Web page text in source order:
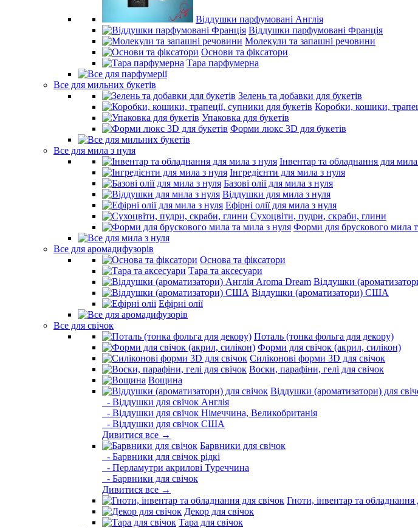
Віддушки парфумовані Англія
Віддушки парфумовані Франція
Молекули та запашні речовини
Основи та фіксатори
Тара парфумерна
Все для мильних букетів
Зелень та добавки для букетів
Коробки, кошики,
Упаковка для букетів
Форми люкс 3D для букетів
Все для мила з нуля
Інвентар та обладнання для
Інгредієнти для мила з нуля
Базові олії для мила з нуля
Віддушки для мила з нуля
Ефірні олії для мила з нуля
Сухоцвіти, пудри, скраби, глини
Форми для брускового мила
Все для аромадифузорів
Основа та фіксатори
Тара та аксесуари
Віддушки
Віддушки (ароматизатори) США
Ефірні олії
Все для свічок
Поталь (тонка фольга для декору)
Форми для свічок (акрил, силікон)
Силіконові форми 3D для свічок
Воски, парафіни, гелі для свічок
Вощина
Віддушки (ароматизатори) для
- Віддушки для свічок Англія
- Віддушки для свічок Німеччина, Великобританія
- Віддушки для свічок США
Дивитися все →
Барвники для свічок
- Барвники для свічок рідкі
- Перламутри акрилові Туреччина
- Барвники для свічок
Дивитися все →
Гноти, інвентар та обладнання
Декор для свічок
Тара для свічок